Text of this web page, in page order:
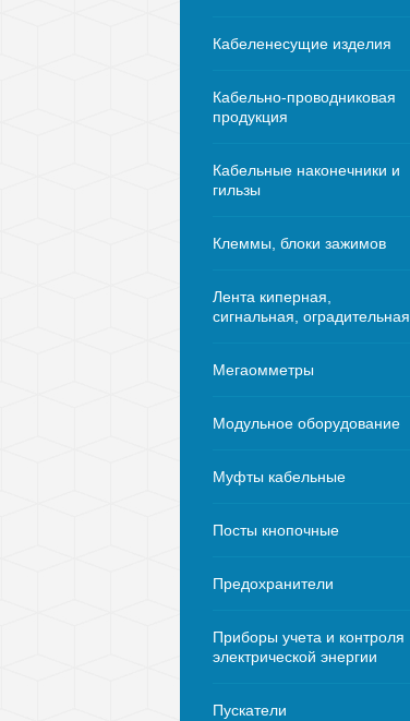
Кабеленесущие изделия
Кабельно-проводниковая
продукция
Кабельные наконечники и
гильзы
Клеммы, блоки зажимов
Лента киперная,
сигнальная, оградительная
Мегаомметры
Модульное оборудование
Муфты кабельные
Посты кнопочные
Предохранители
Приборы учета и контроля
электрической энергии
Пускатели